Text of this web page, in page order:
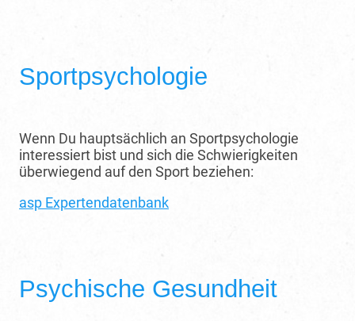
Sportpsychologie
Wenn Du hauptsächlich an Sportpsychologie
interessiert bist und sich die Schwierigkeiten
überwiegend auf den Sport beziehen:
asp Expertendatenbank
Psychische Gesundheit